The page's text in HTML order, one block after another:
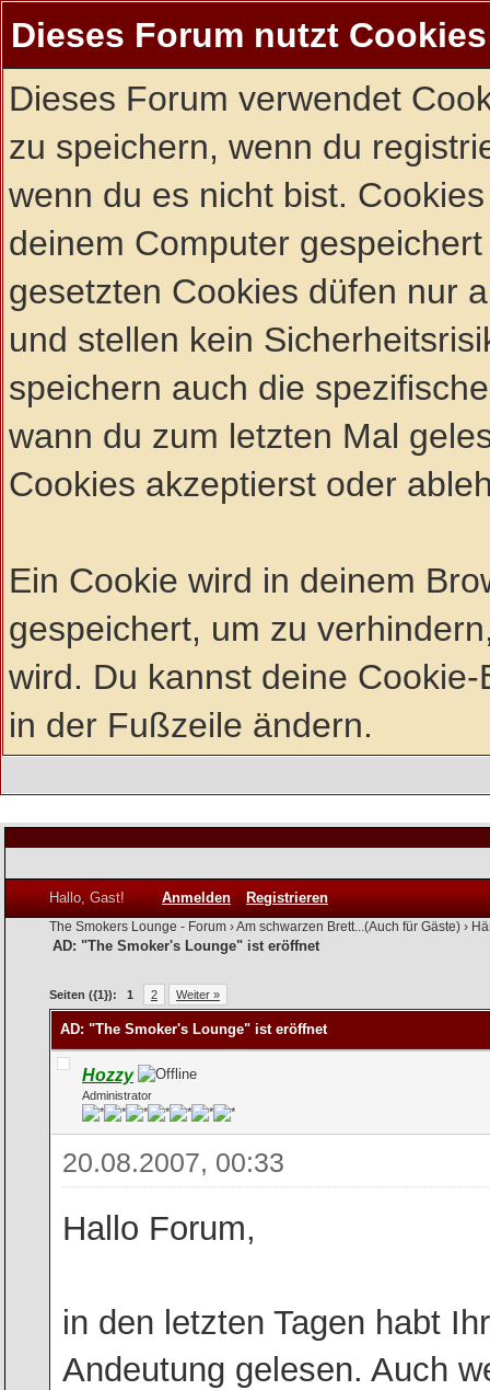
Dieses Forum nutzt Cookies
Dieses Forum verwendet
zu speichern, wenn du
wenn du es nicht bist.
deinem Computer
gesetzten Cookies düfen nur
und stellen kein
speichern auch die
wann du zum letzten Mal
Cookies akzeptierst oder
Ein Cookie wird in deinem
gespeichert, um zu
wird. Du kannst deine
in der Fußzeile ändern.
Hallo, Gast! Anmelden Registrieren
The Smokers Lounge - Forum ›Am schwarzen Brett...(Auch für Gäste) ›
AD: "The Smoker's Lounge" ist eröffnet
Seiten ({1}): 1 2 Weiter »
AD: "The Smoker's Lounge" ist eröffnet
Hozzy
Administrator
20.08.2007, 00:33
Hallo Forum,
in den letzten Tagen habt
Andeutung gelesen. Auch